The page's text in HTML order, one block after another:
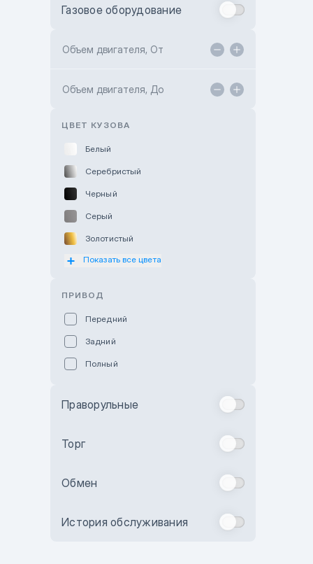
Toyota Kokshetau
Hyundai ShymCity
Газовое оборудование
Объем двигателя, От
Объем двигателя, До
ЦВЕТ КУЗОВА
Белый
Серебристый
Черный
Серый
Золотистый
Оранжевый
Бежевый
Комбинированный
Показать все цвета
ПРИВОД
Передний
Задний
Полный
Праворульные
Торг
Обмен
История обслуживания